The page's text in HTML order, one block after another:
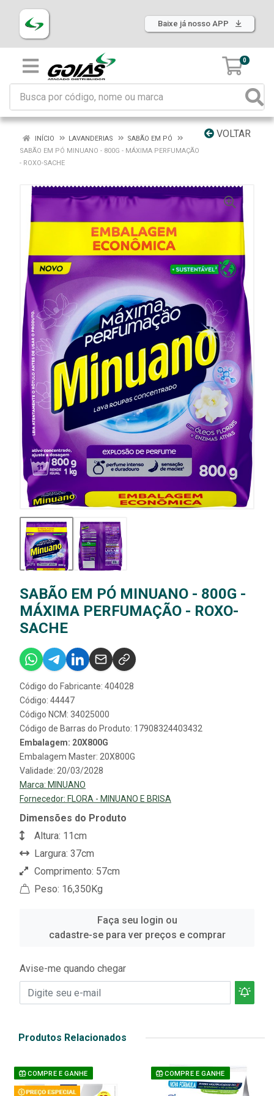
Baixe já nosso APP
0
VOLTAR
INÍCIO LAVANDERIAS
SABÃO EM PÓ
SABÃO EM PÓ MINUANO - 800G - MÁXIMA PERFUMAÇÃO
- ROXO-SACHE
SABÃO EM PÓ MINUANO - 800G -
MÁXIMA PERFUMAÇÃO - ROXO-
SACHE
Código do Fabricante: 404028
Código: 44447
Código NCM: 34025000
Código de Barras do Produto: 17908324403432
Embalagem: 20X800G
Embalagem Master: 20X800G
Validade: 20/03/2028
Marca: MINUANO
Fornecedor: FLORA - MINUANO E BRISA
Dimensões do Produto
Altura: 11cm
Largura: 37cm
Comprimento: 57cm
Peso: 16,350Kg
Faça seu login ou
cadastre-se para ver preços e comprar
Avise-me quando chegar
Produtos Relacionados
COMPRE E GANHE COMPRE E GANHE